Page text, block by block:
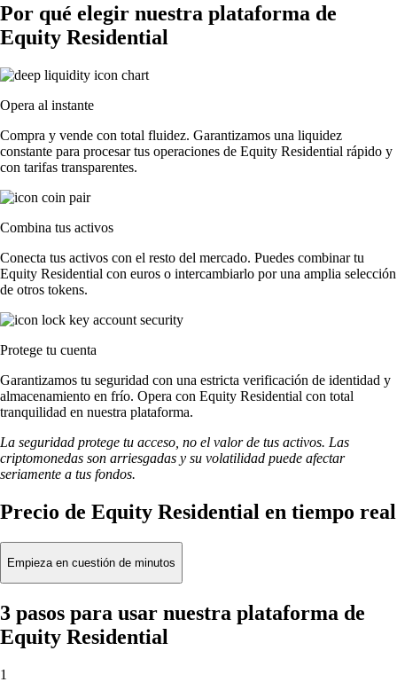
Por qué elegir nuestra plataforma de
Equity Residential
Opera al instante
Compra y vende con total fluidez. Garantizamos una liquidez
constante para procesar tus operaciones de Equity Residential rápido y
con tarifas transparentes.
Combina tus activos
Conecta tus activos con el resto del mercado. Puedes combinar tu
Equity Residential con euros o intercambiarlo por una amplia selección
de otros tokens.
Protege tu cuenta
Garantizamos tu seguridad con una estricta verificación de identidad y
almacenamiento en frío. Opera con Equity Residential con total
tranquilidad en nuestra plataforma.
La seguridad protege tu acceso, no el valor de tus activos. Las
criptomonedas son arriesgadas y su volatilidad puede afectar
seriamente a tus fondos.
Precio de Equity Residential en tiempo real
Empieza en cuestión de minutos
3 pasos para usar nuestra plataforma de
Equity Residential
1